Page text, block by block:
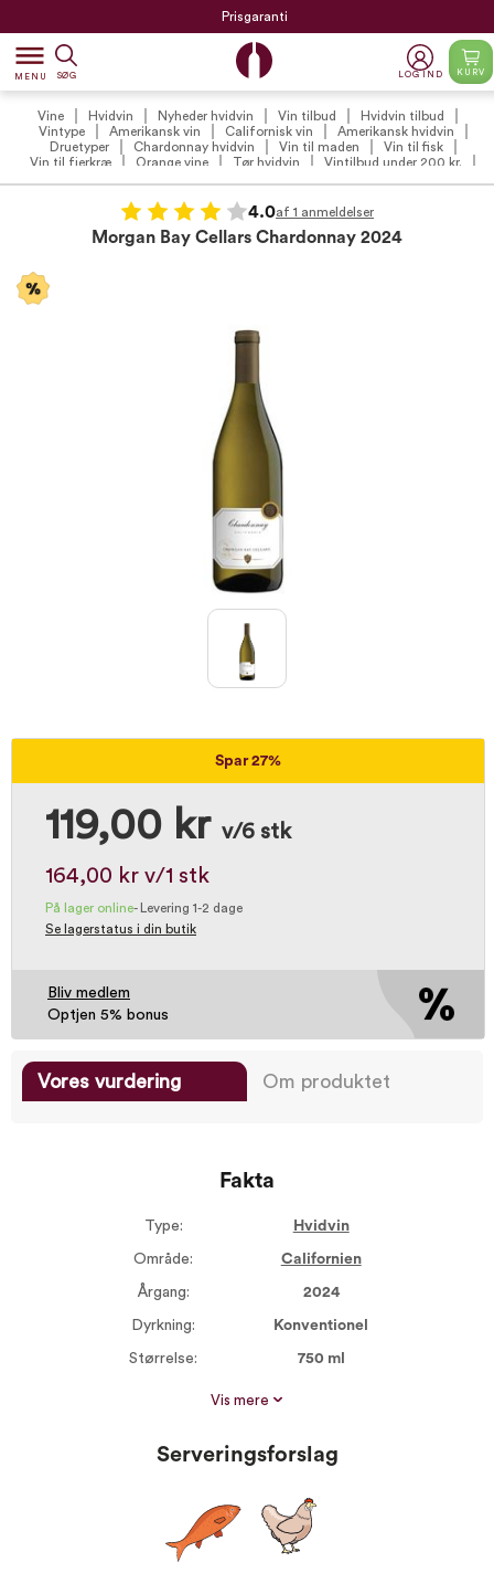
dehaze
MENU SØG LOG IND KURV
Vine Hvidvin Nyheder hvidvin Vin tilbud
Hvidvin tilbud
Vintype
Amerikansk vin Californisk vin
Amerikansk hvidvin
Druetyper
Chardonnay hvidvin Vin til maden
Vin til fisk
Vin til fjerkræ
Orange vine Tør hvidvin Vintilbud under 200 kr.
4.0af 1 anmeldelser
Morgan Bay Cellars Chardonnay 2024
Spar 27%
119,00 kr v/6 stk
164,00 kr v/1 stk
På lager online-
Levering 1-2 dage
Se lagerstatus i din butik
Bliv medlem
Optjen 5% bonus
Vores vurdering Om produktet
Fakta
Type: Hvidvin
Område: Californien
Årgang: 2024
Dyrkning: Konventionel
Størrelse: 750 ml
Druer: Chardonnay 100%
Fjerkræ
Vis mere
Serveringsforslag